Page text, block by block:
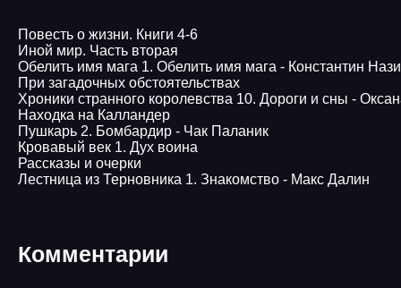
Повесть о жизни. Книги 4-6
Иной мир. Часть вторая
Обелить имя мага 1. Обелить имя мага - Константин
При загадочных обстоятельствах
Хроники странного королевства 10. Дороги и сны -
Находка на Калландер
Пушкарь 2. Бомбардир - Чак Паланик
Кровавый век 1. Дух воина
Рассказы и очерки
Лестница из Терновника 1. Знакомство - Макс Далин
Комментарии